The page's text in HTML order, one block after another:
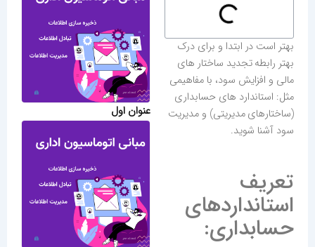
بهتر است در ابتدا و برای درک
بهتر رابطه تجدید ساختار های
مالی و افزایش سود، با مفاهیمی
مثل: استاندارد های حسابداری
(ساختارهای مدیریتی) و مدیریت
سود آشنا شوید.
تعریف
استانداردهای
حسابداری:
عنوان اول